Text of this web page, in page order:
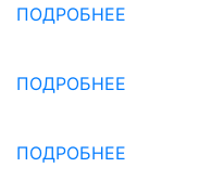
ПОДРОБНЕЕ
ПОДРОБНЕЕ
ПОДРОБНЕЕ